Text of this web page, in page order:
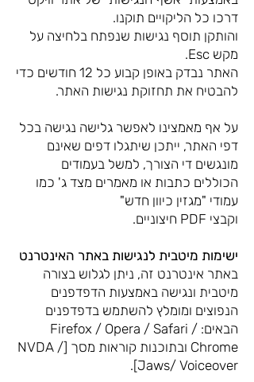
דרכו כל הליקויים תוקנו.
והותקן תוסף נגישות שנפתח בלחיצה על
מקש Esc.
האתר נבדק באופן קבוע כל 12 חודשים כדי
להבטיח את תחזוקת נגישות האתר.
על אף מאמצינו לאפשר גלישה נגישה בכל
דפי האתר, ייתכן שיתגלו דפים שאינם
מונגשים די הצורך, למשל בעמודים
הכוללים כתבות או מאמרים מצד ג' כמו
עמודי "מגזין כיוון חדש"
וקבצי PDF חיצוניים.
ישימות מיטבית לנגישות באתר האינטרנט
באתר אינטרנט זה, ניתן לגלוש בצורה
מיטבית ונגישה באמצעות הדפדפנים
הנפוצים ומומלץ להשתמש בדפדפנים
הבאים: Firefox / Opera / Safari /
Chrome ובתוכנות קוראות מסך [NVDA /
Jaws/ Voiceover].